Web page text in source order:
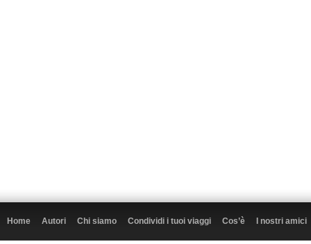
Home Autori Chi siamo Condividi i tuoi viaggi Cos’è I nostri amici